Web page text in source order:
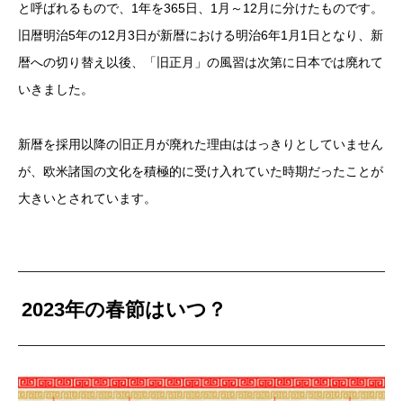
と呼ばれるもので、1年を365日、1月～12月に分けたものです。
旧暦明治5年の12月3日が新暦における明治6年1月1日となり、新
暦への切り替え以後、「旧正月」の風習は次第に日本では廃れて
いきました。
新暦を採用以降の旧正月が廃れた理由ははっきりとしていません
が、欧米諸国の文化を積極的に受け入れていた時期だったことが
大きいとされています。
2023年の春節はいつ？